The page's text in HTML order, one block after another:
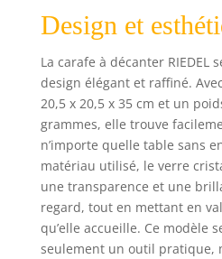
Design et
La carafe à décanter RIEDEL
design élégant et raffiné.
20,5 x 20,5 x 35 cm et un
grammes, elle trouve
n’importe quelle table sans
matériau utilisé, le verre
une transparence et une
regard, tout en mettant en
qu’elle accueille. Ce modèle
seulement un outil pratique,